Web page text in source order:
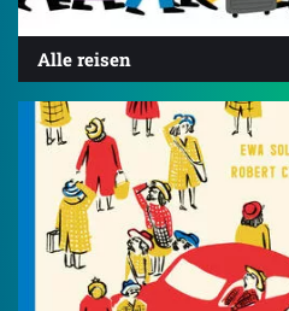
Alle reisen